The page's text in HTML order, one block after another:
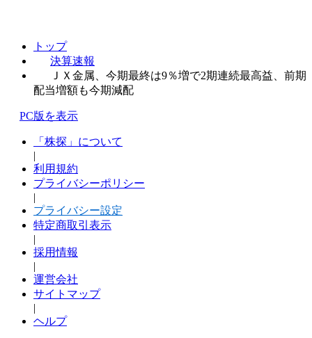
トップ
決算速報
ＪＸ金属、今期最終は9％増で2期連続最高益、前期
配当増額も今期減配
PC版を表示
「株探」について
|
利用規約
プライバシーポリシー
|
プライバシー設定
特定商取引表示
|
採用情報
|
運営会社
サイトマップ
|
ヘルプ